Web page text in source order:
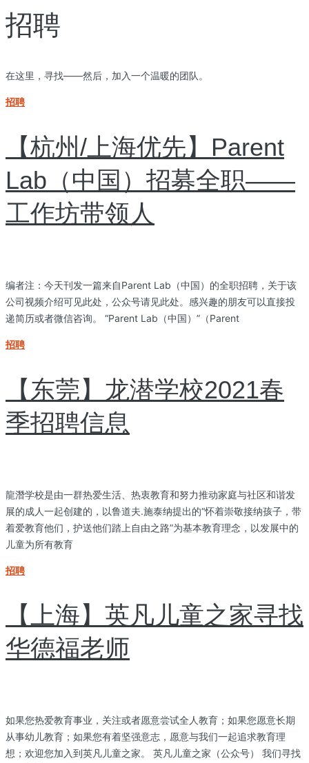
招聘
在这里，寻找——然后，加入一个温暖的团队。
招聘
【杭州/上海优先】Parent
Lab（中国）招募全职——
工作坊带领人
编者注：今天刊发一篇来自Parent Lab（中国）的全职招聘，关于该
公司视频介绍可见此处，公众号请见此处。感兴趣的朋友可以直接投
递简历或者微信咨询。 “Parent Lab（中国）”（Parent
招聘
【东莞】龙潜学校2021春
季招聘信息
龍潛学校是由一群热爱生活、热衷教育和努力推动家庭与社区和谐发
展的成人一起创建的，以鲁道夫.施泰纳提出的“怀着崇敬接纳孩子，带
着爱教育他们，护送他们踏上自由之路”为基本教育理念，以发展中的
儿童为所有教育
招聘
【上海】英凡儿童之家寻找
华德福老师
如果您热爱教育事业，关注或者愿意尝试全人教育；如果您愿意长期
从事幼儿教育；如果您有着坚强意志，愿意与我们一起追求教育理
想；欢迎您加入到英凡儿童之家。 英凡儿童之家（公众号） 我们寻找